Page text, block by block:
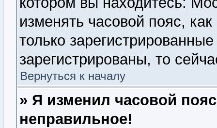
изменять часовой пояс,
только
зарегистрированы, то
Вернуться к началу
» Я изменил часовой
неправильное!